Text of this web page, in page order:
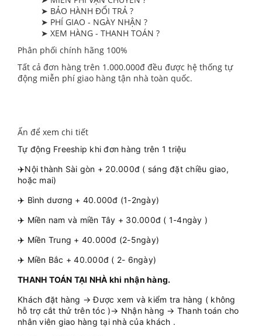
➤ BẢO HÀNH ĐỔI TRẢ ?
➤ PHÍ GIAO - NGÀY NHẬN ?
➤ XEM HÀNG - THANH TOÁN ?
Phân phối chính hãng 100%
Tất cả đơn hàng trên 1.000.000đ đều được hệ thống tự
động miễn phí giao hàng tận nhà toàn quốc.
Ấn để xem chi tiết
Tự động Freeship khi đơn hàng trên 1 triệu
✈️Nội thành Sài gòn + 20.000đ ( sáng đặt chiều giao,
hoặc mai)
✈️ Bình dương + 40.000đ (1-2ngày)
✈️ Miền nam và miền Tây + 30.000đ ( 1-4ngày )
✈️ Miền Trung + 40.000đ (2-5ngày)
✈️ Miền Bắc + 40.000đ ( 2- 6ngày)
THANH TOÁN TẠI NHÀ khi nhận hàng.
Khách đặt hàng → Được xem và kiểm tra hàng ( không
hỗ trợ cắt thử trên tóc )→ Nhận hàng → Thanh toán cho
nhân viên giao hàng tại nhà của khách .